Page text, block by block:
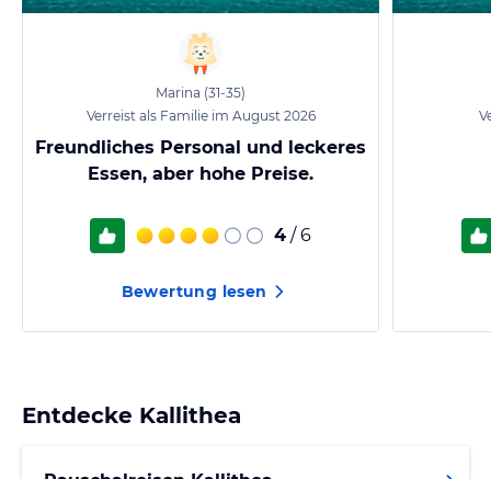
Marina (31-35)
Verreist als Familie im August 2026
Freundliches Personal und leckeres
Essen, aber hohe Preise.
4 / 6
Bewertung lesen
Entdecke Kallithea